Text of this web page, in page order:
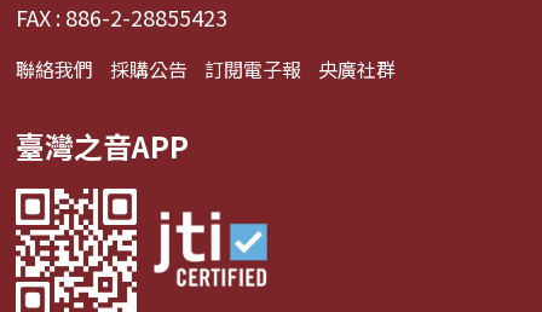
FAX : 886-2-28855423
聯絡我們 採購公告 訂閱電子報 央廣社群
臺灣之音APP